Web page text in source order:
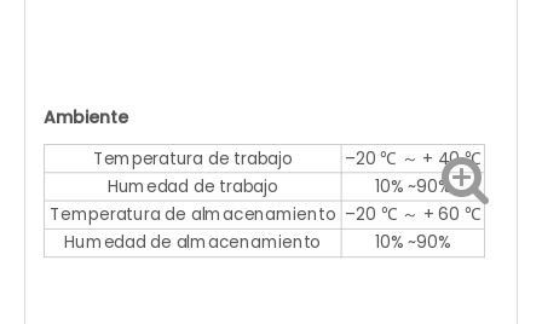
Ambiente
Temperatura de trabajo
–20 ℃ ～ + 40 ℃
Humedad de trabajo
10% ~90%
Temperatura de almacenamiento –20 ℃ ～ + 60 ℃
Humedad de almacenamiento
10% ~90%